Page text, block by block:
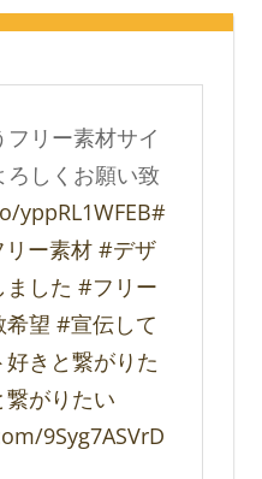
リー素材サイ
ろしくお願い致
yppRL1WFEB#
ー素材 #デザ
した #フリー
望 #宣伝して
きと繋がりた
がりたい
9Syg7ASVrD